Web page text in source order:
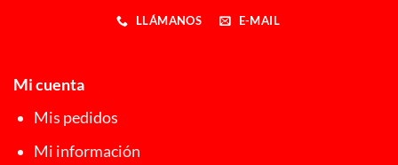
LLÁMANOS E-MAIL
Mi cuenta
Mis pedidos
Mi información